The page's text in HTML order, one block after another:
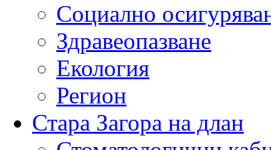
Социално
Здравеопазване
Екология
Регион
Стара Загора на длан